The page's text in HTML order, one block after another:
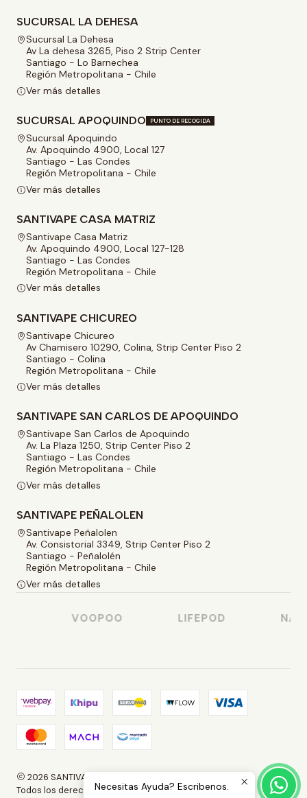
SUCURSAL LA DEHESA
Sucursal La Dehesa
Av La dehesa 3265, Piso 2 Strip Center
Santiago - Lo Barnechea
Región Metropolitana - Chile
Ver más detalles
SUCURSAL APOQUINDO PUNTO DE RECOGIDA
Sucursal Apoquindo
Av. Apoquindo 4900, Local 127
Santiago - Las Condes
Región Metropolitana - Chile
Ver más detalles
SANTIVAPE CASA MATRIZ
Santivape Casa Matriz
Av. Apoquindo 4900, Local 127-128
Santiago - Las Condes
Región Metropolitana - Chile
Ver más detalles
SANTIVAPE CHICUREO
Santivape Chicureo
Av Chamisero 10290, Colina, Strip Center Piso 2
Santiago - Colina
Región Metropolitana - Chile
Ver más detalles
SANTIVAPE SAN CARLOS DE APOQUINDO
Santivape San Carlos de Apoquindo
Av. La Plaza 1250, Strip Center Piso 2
Santiago - Las Condes
Región Metropolitana - Chile
Ver más detalles
SANTIVAPE PEÑALOLEN
Santivape Peñalolen
Av. Consistorial 3349, Strip Center Piso 2
Santiago - Peñalolén
Región Metropolitana - Chile
Ver más detalles
VOOPOO LIFEPOD
2026 SANTIVAPE.
Todos los derechos reservados.Necesitas Ayuda? Escribenos.